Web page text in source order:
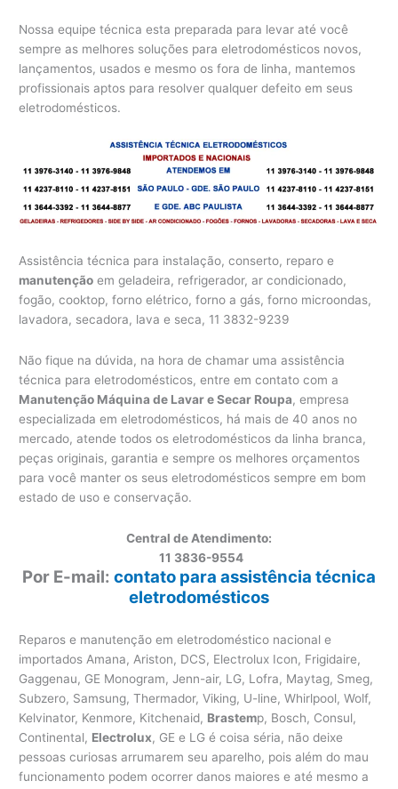
Nossa equipe técnica esta preparada para levar até você
sempre as melhores soluções para eletrodomésticos novos,
lançamentos, usados e mesmo os fora de linha, mantemos
profissionais aptos para resolver qualquer defeito em seus
eletrodomésticos.
Assistência técnica para instalação, conserto, reparo e
manutenção em geladeira, refrigerador, ar condicionado,
fogão, cooktop, forno elétrico, forno a gás, forno microondas,
lavadora, secadora, lava e seca, 11 3832-9239
Não fique na dúvida, na hora de chamar uma assistência
técnica para eletrodomésticos, entre em contato com a
Manutenção Máquina de Lavar e Secar Roupa, empresa
especializada em eletrodomésticos, há mais de 40 anos no
mercado, atende todos os eletrodomésticos da linha branca,
peças originais, garantia e sempre os melhores orçamentos
para você manter os seus eletrodomésticos sempre em bom
estado de uso e conservação.
Central de Atendimento:
11 3836-9554
Por E-mail: contato para assistência técnica
eletrodomésticos
Reparos e manutenção em eletrodoméstico nacional e
importados Amana, Ariston, DCS, Electrolux Icon, Frigidaire,
Gaggenau, GE Monogram, Jenn-air, LG, Lofra, Maytag, Smeg,
Subzero, Samsung, Thermador, Viking, U-line, Whirlpool, Wolf,
Kelvinator, Kenmore, Kitchenaid, Brastemp, Bosch, Consul,
Continental, Electrolux, GE e LG é coisa séria, não deixe
pessoas curiosas arrumarem seu aparelho, pois além do mau
funcionamento podem ocorrer danos maiores e até mesmo a